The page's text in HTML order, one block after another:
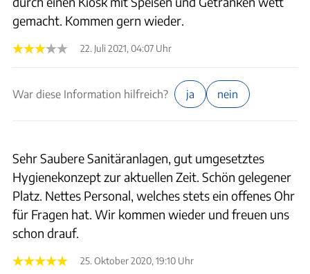
gemacht. Kommen gern wieder.
22. Juli 2021, 04:07 Uhr
War diese Information hilfreich? ja nein
Sehr Saubere Sanitäranlagen, gut umgesetztes
Hygienekonzept zur aktuellen Zeit. Schön gelegener
Platz. Nettes Personal, welches stets ein offenes Ohr
für Fragen hat. Wir kommen wieder und freuen uns
schon drauf.
25. Oktober 2020, 19:10 Uhr